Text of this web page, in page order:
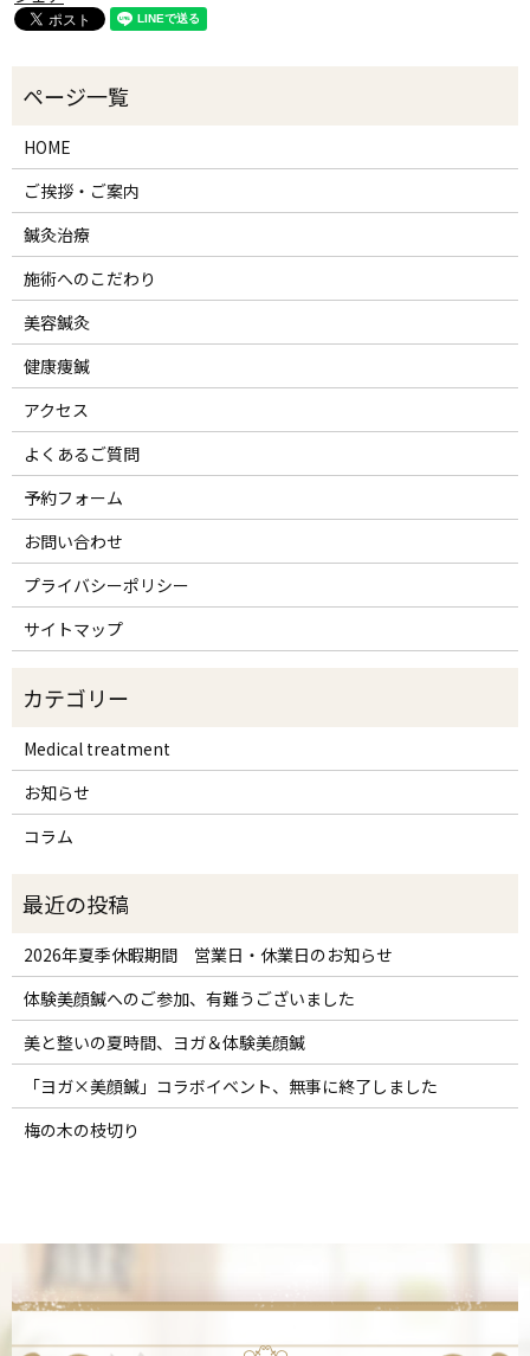
HOME
ご挨拶・ご案内
鍼灸治療
施術へのこだわり
美容鍼灸
健康痩鍼
アクセス
よくあるご質問
予約フォーム
お問い合わせ
プライバシーポリシー
サイトマップ
Medical treatment
お知らせ
コラム
2026年夏季休暇期間 営業日・休業日のお知らせ
体験美顔鍼へのご参加、有難うございました
美と整いの夏時間、ヨガ＆体験美顔鍼
「ヨガ×美顔鍼」コラボイベント、無事に終了しました
梅の木の枝切り